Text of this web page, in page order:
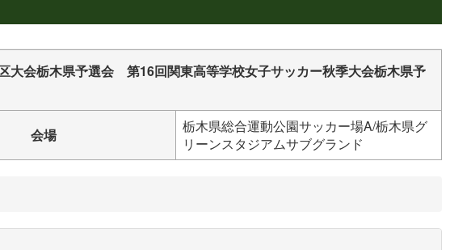
大会栃木県予選会 第16回関東高等学校女子サッカー秋季大会栃木県予
会場
栃木県総合運動公園サッカー場A/栃木県グ
リーンスタジアムサブグランド